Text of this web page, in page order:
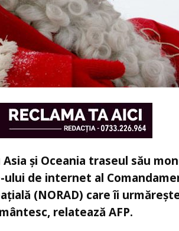
şi Oceania traseul său
de internet al
(NORAD) care îi
relatează AFP.